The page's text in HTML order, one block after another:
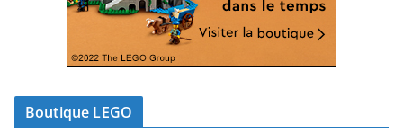
Boutique LEGO